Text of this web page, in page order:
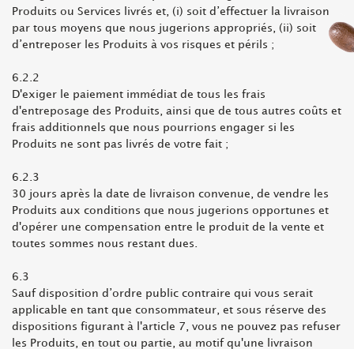
Produits ou Services livrés et, (i) soit d’effectuer la livraison
par tous moyens que nous jugerions appropriés, (ii) soit
d’entreposer les Produits à vos risques et périls ;
6.2.2
D'exiger le paiement immédiat de tous les frais
d'entreposage des Produits, ainsi que de tous autres coûts et
frais additionnels que nous pourrions engager si les
Produits ne sont pas livrés de votre fait ;
6.2.3
30 jours après la date de livraison convenue, de vendre les
Produits aux conditions que nous jugerions opportunes et
d'opérer une compensation entre le produit de la vente et
toutes sommes nous restant dues.
6.3
Sauf disposition d’ordre public contraire qui vous serait
applicable en tant que consommateur, et sous réserve des
dispositions figurant à l'article 7, vous ne pouvez pas refuser
les Produits, en tout ou partie, au motif qu'une livraison